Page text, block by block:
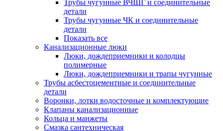
Трубы чугунные ВЧШГ и соединительные
детали
Трубы чугунные ЧК и соединительные
детали
Показать все
Канализационные люки
Люки, дождеприемники и колодцы
полимерные
Люки, дождеприемники и трапы чугунные
Трубы асбестоцементные и соединительные
детали
Воронки, лотки водосточные и комплектующие
Клапаны канализационные
Кольца и манжеты
Смазка сантехническая